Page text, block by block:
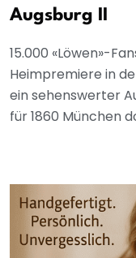
Augsburg II
15.000 «Löwen»-
Heimpremiere in
ein sehenswerter
für 1860 München